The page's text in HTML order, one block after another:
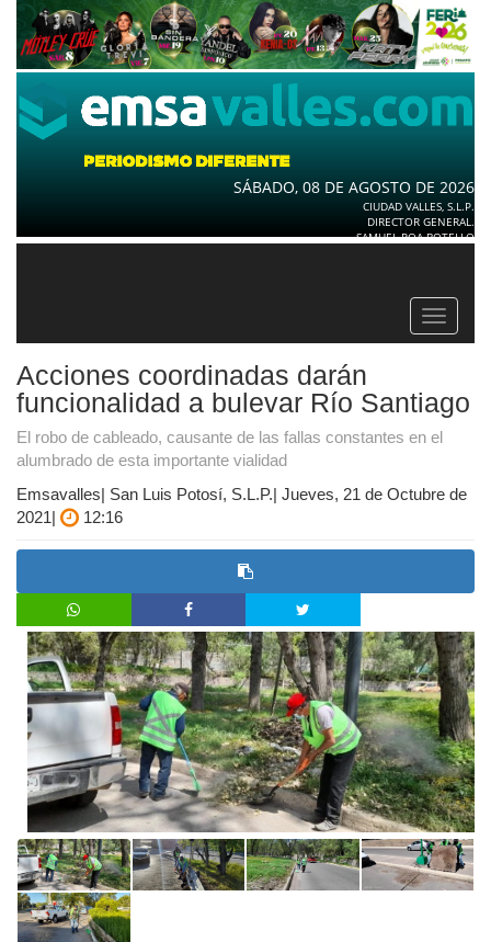
SÁBADO, 08 DE AGOSTO DE 2026
CIUDAD VALLES, S.L.P.
DIRECTOR GENERAL.
SAMUEL ROA BOTELLO
Toggle
Acciones coordinadas darán
funcionalidad a bulevar Río Santiago
El robo de cableado, causante de las fallas constantes en el
alumbrado de esta importante vialidad
Emsavalles| San Luis Potosí, S.L.P.| Jueves, 21 de Octubre de
2021|
12:16